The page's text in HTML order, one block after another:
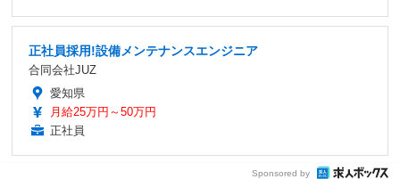
正社員採用!設備メンテナンスエンジニア
合同会社JUZ
愛知県
月給25万円～50万円
正社員
Sponsored by